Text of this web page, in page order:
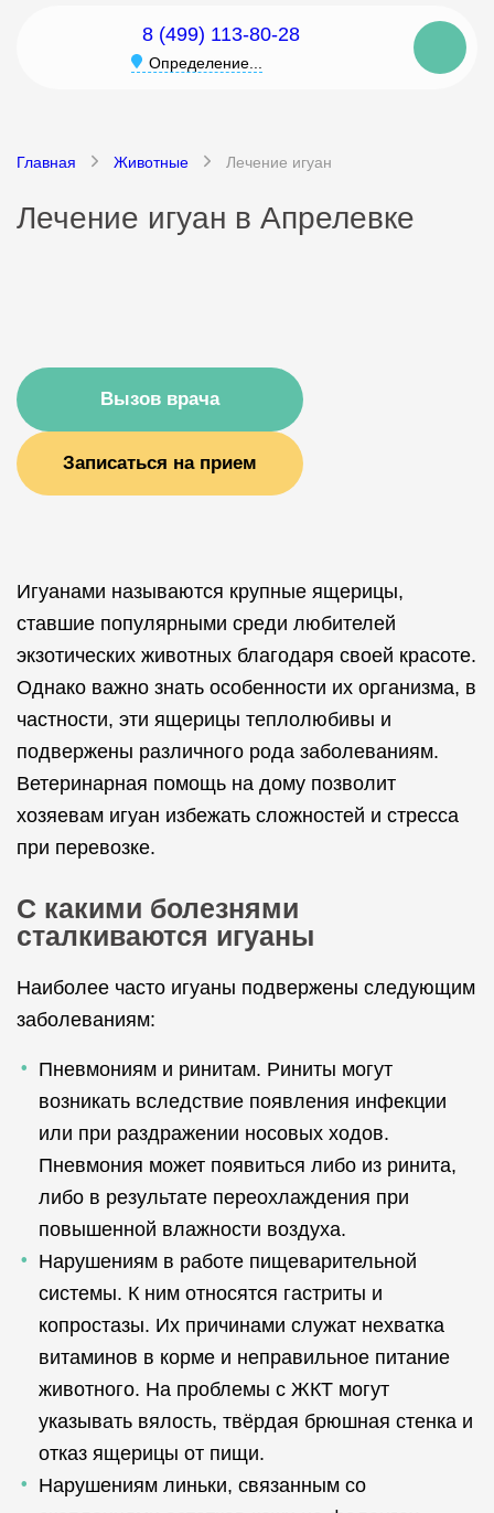
8 (499) 113-80-28
Определение...
Главная Животные Лечение игуан
Лечение игуан в Апрелевке
Вызов врача
Записаться на прием
Игуанами называются крупные ящерицы,
ставшие популярными среди любителей
экзотических животных благодаря своей красоте.
Однако важно знать особенности их организма, в
частности, эти ящерицы теплолюбивы и
подвержены различного рода заболеваниям.
Ветеринарная помощь на дому позволит
хозяевам игуан избежать сложностей и стресса
при перевозке.
С какими болезнями
сталкиваются игуаны
Наиболее часто игуаны подвержены следующим
заболеваниям:
Пневмониям и ринитам. Риниты могут
возникать вследствие появления инфекции
или при раздражении носовых ходов.
Пневмония может появиться либо из ринита,
либо в результате переохлаждения при
повышенной влажности воздуха.
Нарушениям в работе пищеварительной
системы. К ним относятся гастриты и
копростазы. Их причинами служат нехватка
витаминов в корме и неправильное питание
животного. На проблемы с ЖКТ могут
указывать вялость, твёрдая брюшная стенка и
отказ ящерицы от пищи.
Нарушениям линьки, связанным со